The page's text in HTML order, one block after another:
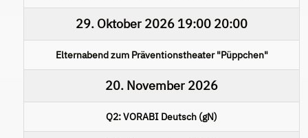
29. Oktober 2026 19:00 20:00
Elternabend zum Präventionstheater "Püppchen"
20. November 2026
Q2: VORABI Deutsch (gN)